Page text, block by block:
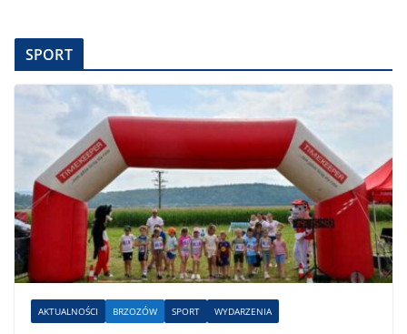
SPORT
AKTUALNOŚCI BRZOZÓW SPORT WYDARZENIA